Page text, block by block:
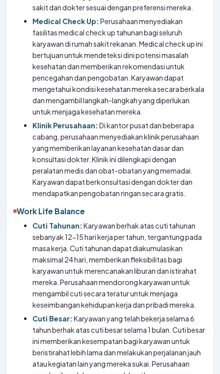
sakit dan dokter sesuai dengan preferensi mereka.
Medical Check Up: Perusahaan menyediakan
fasilitas medical check up tahunan bagi seluruh
karyawan di rumah sakit rekanan. Medical check up ini
bertujuan untuk mendeteksi dini potensi masalah
kesehatan dan memberikan rekomendasi untuk
pencegahan dan pengobatan. Karyawan dapat
mengetahui kondisi kesehatan mereka secara berkala
dan mengambil langkah-langkah yang diperlukan
untuk menjaga kesehatan mereka.
Klinik Perusahaan: Di kantor pusat dan beberapa
cabang, perusahaan menyediakan klinik perusahaan
yang memberikan layanan kesehatan dasar dan
konsultasi dokter. Klinik ini dilengkapi dengan
peralatan medis dan obat-obatan yang memadai.
Karyawan dapat berkonsultasi dengan dokter dan
mendapatkan pengobatan ringan secara gratis.
Work Life Balance
Cuti Tahunan: Karyawan berhak atas cuti tahunan
sebanyak 12-15 hari kerja per tahun, tergantung pada
masa kerja. Cuti tahunan dapat diakumulasikan
maksimal 24 hari, memberikan fleksibilitas bagi
karyawan untuk merencanakan liburan dan istirahat
mereka. Perusahaan mendorong karyawan untuk
mengambil cuti secara teratur untuk menjaga
keseimbangan kehidupan kerja dan pribadi mereka.
Cuti Besar: Karyawan yang telah bekerja selama 6
tahun berhak atas cuti besar selama 1 bulan. Cuti besar
ini memberikan kesempatan bagi karyawan untuk
beristirahat lebih lama dan melakukan perjalanan jauh
atau kegiatan lain yang mereka sukai. Perusahaan